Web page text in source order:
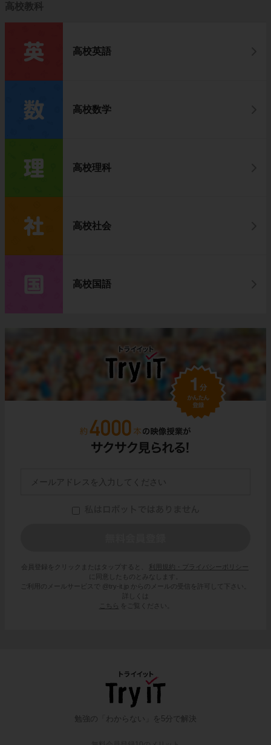
高校教科
高校英語
高校数学
高校理科
高校社会
高校国語
会員登録をクリックまたはタップすると、
利用規約・プライバシーポリシー
に同意したものとみなします。
ご利用のメールサービスで @try-it.jp からのメールの受信を許可して下さい。
詳しくは
こちら
をご覧ください。
勉強の「わからない」を5分で解決